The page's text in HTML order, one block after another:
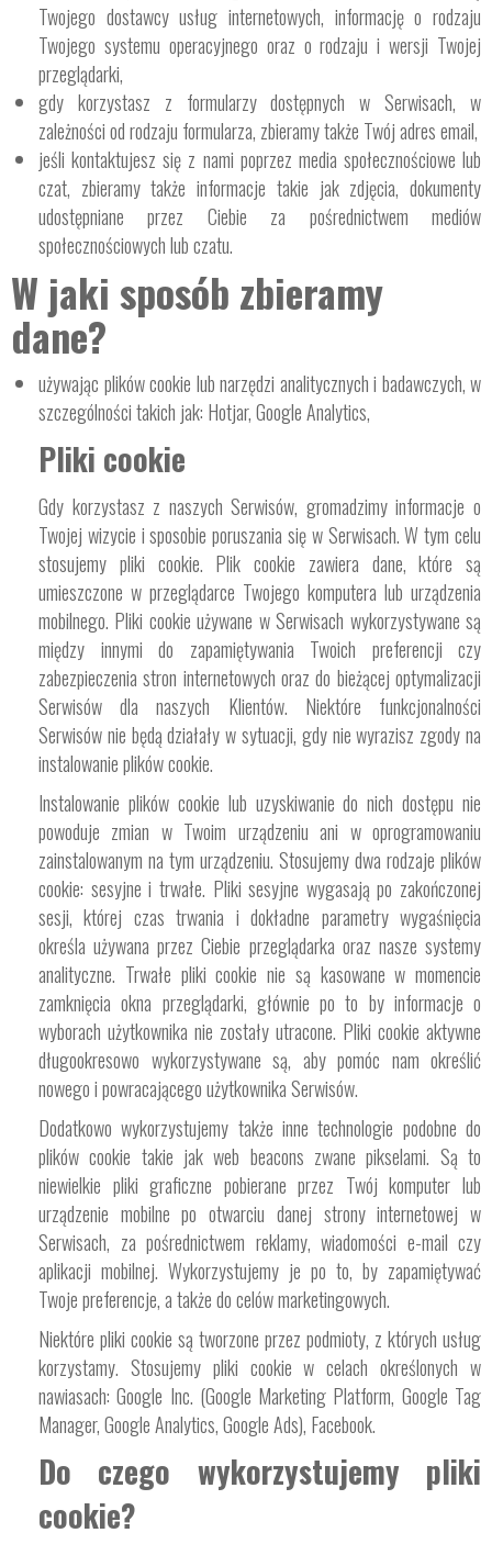
Twojego dostawcy usług internetowych, informację o rodzaju
Twojego systemu operacyjnego oraz o rodzaju i wersji Twojej
przeglądarki,
gdy korzystasz z formularzy dostępnych w Serwisach, w
zależności od rodzaju formularza, zbieramy także Twój adres email,
jeśli kontaktujesz się z nami poprzez media społecznościowe lub
czat, zbieramy także informacje takie jak zdjęcia, dokumenty
udostępniane przez Ciebie za pośrednictwem mediów
społecznościowych lub czatu.
W jaki sposób zbieramy
dane?
używając plików cookie lub narzędzi analitycznych i badawczych, w
szczególności takich jak: Hotjar, Google Analytics,
Pliki cookie
Gdy korzystasz z naszych Serwisów, gromadzimy informacje o
Twojej wizycie i sposobie poruszania się w Serwisach. W tym celu
stosujemy pliki cookie. Plik cookie zawiera dane, które są
umieszczone w przeglądarce Twojego komputera lub urządzenia
mobilnego. Pliki cookie używane w Serwisach wykorzystywane są
między innymi do zapamiętywania Twoich preferencji czy
zabezpieczenia stron internetowych oraz do bieżącej optymalizacji
Serwisów dla naszych Klientów. Niektóre funkcjonalności
Serwisów nie będą działały w sytuacji, gdy nie wyrazisz zgody na
instalowanie plików cookie.
Instalowanie plików cookie lub uzyskiwanie do nich dostępu nie
powoduje zmian w Twoim urządzeniu ani w oprogramowaniu
zainstalowanym na tym urządzeniu. Stosujemy dwa rodzaje plików
cookie: sesyjne i trwałe. Pliki sesyjne wygasają po zakończonej
sesji, której czas trwania i dokładne parametry wygaśnięcia
określa używana przez Ciebie przeglądarka oraz nasze systemy
analityczne. Trwałe pliki cookie nie są kasowane w momencie
zamknięcia okna przeglądarki, głównie po to by informacje o
wyborach użytkownika nie zostały utracone. Pliki cookie aktywne
długookresowo wykorzystywane są, aby pomóc nam określić
nowego i powracającego użytkownika Serwisów.
Dodatkowo wykorzystujemy także inne technologie podobne do
plików cookie takie jak web beacons zwane pikselami. Są to
niewielkie pliki graficzne pobierane przez Twój komputer lub
urządzenie mobilne po otwarciu danej strony internetowej w
Serwisach, za pośrednictwem reklamy, wiadomości e-mail czy
aplikacji mobilnej. Wykorzystujemy je po to, by zapamiętywać
Twoje preferencje, a także do celów marketingowych.
Niektóre pliki cookie są tworzone przez podmioty, z których usług
korzystamy. Stosujemy pliki cookie w celach określonych w
nawiasach: Google Inc. (Google Marketing Platform, Google Tag
Manager, Google Analytics, Google Ads), Facebook.
Do czego wykorzystujemy pliki
cookie?